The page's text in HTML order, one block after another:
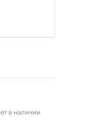
Нет в наличии